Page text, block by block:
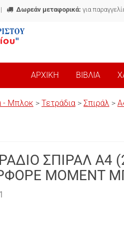
| Δωρεάν μεταφορικά: για
ΑΡΧΙΚΗ ΒΙΒΛΙΑ
- Μπλοκ > Τετράδια > Σπιράλ >
ΣΠΙΡΑΛ A4
MOMENT